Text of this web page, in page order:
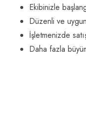
Ekibinizle
Düzenli ve
İşletmenizde
Daha fazla